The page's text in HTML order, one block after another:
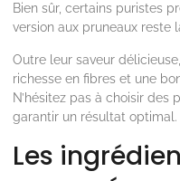
Bien sûr, certains puristes
version aux pruneaux reste
Outre leur saveur
richesse en fibres et une
N’hésitez pas à choisir des
garantir un résultat optimal.
Les